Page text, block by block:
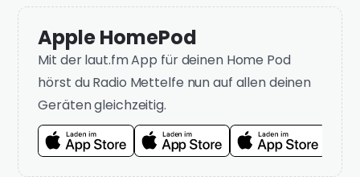
Apple HomePod
Mit der laut.fm App für deinen Home Pod
hörst du Radio Mettelfe nun auf allen deinen
Geräten gleichzeitig.